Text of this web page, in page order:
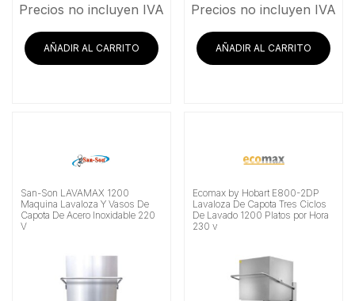
Precios no incluyen IVA
AÑADIR AL CARRITO
Precios no incluyen IVA
AÑADIR AL CARRITO
San-Son LAVAMAX 1200
Maquina Lavaloza Y Vasos De
Capota De Acero Inoxidable 220
V
Ecomax by Hobart E800-2DP
Lavaloza De Capota Tres Ciclos
De Lavado 1200 Platos por Hora
230 v